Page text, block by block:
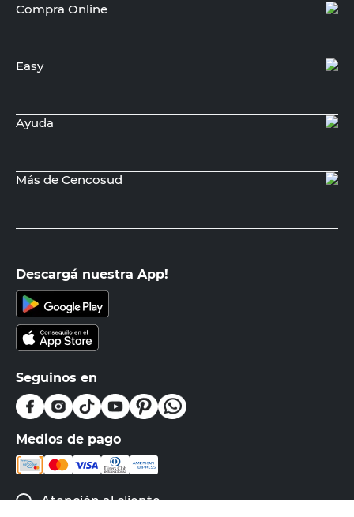
Compra Online
Easy
Ayuda
Más de Cencosud
Descargá nuestra App!
Seguinos en
Medios de pago
Atención al cliente